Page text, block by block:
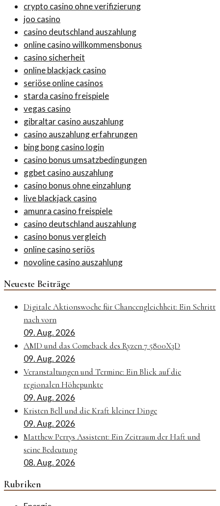
crypto casino ohne verifizierung
joo casino
casino deutschland auszahlung
online casino willkommensbonus
casino sicherheit
online blackjack casino
seriöse online casinos
starda casino freispiele
vegas casino
gibraltar casino auszahlung
casino auszahlung erfahrungen
bing bong casino login
casino bonus umsatzbedingungen
ggbet casino auszahlung
casino bonus ohne einzahlung
live blackjack casino
amunra casino freispiele
casino deutschland auszahlung
casino bonus vergleich
online casino seriös
novoline casino auszahlung
Neueste Beiträge
Digitale Aktionswoche für Chancengleichheit: Ein Schritt
nach vorn
09. Aug. 2026
AMD und das Comeback des Ryzen 7 5800X3D
09. Aug. 2026
Veranstaltungen und Termine: Ein Blick auf die
regionalen Höhepunkte
09. Aug. 2026
Kristen Bell und die Kraft kleiner Dinge
09. Aug. 2026
Matthew Perrys Assistent: Ein Zeitraum der Haft und
seine Bedeutung
08. Aug. 2026
Rubriken